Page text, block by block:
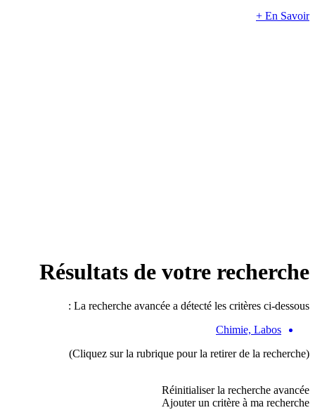
En Savoir +
Résultats de votre recherche
La recherche avancée a détecté les critères ci-dessous :
Chimie, Labos
(Cliquez sur la rubrique pour la retirer de la recherche)
Réinitialiser la recherche avancée
Ajouter un critère à ma recherche